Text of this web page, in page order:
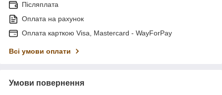
Післяплата
Оплата на рахунок
Оплата карткою Visa, Mastercard - WayForPay
Всі умови оплати
Умови повернення